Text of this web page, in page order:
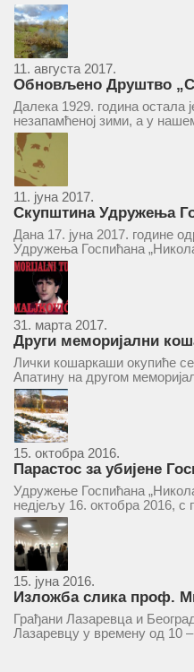
11. августа 2017.
Обновљено Друштво
и књижница“ у Врепцу
Далека 1929. година остала
незапамћеној зими, а у
Друштва „Српска народна
Врепцу“. Потакнути
уздизањем група...
11. јуна 2017.
Скупштина Удружења
у суботу 17. јуна 2017.
Дана 17. јуна 2017. године
Удружења Госпићана
ће се одржати у простору
9 Београд, у 11 часова. За
31. марта 2017.
Други меморијални
Маљковић Маљак“ у
Лички кошаркаши окупиће
Апатину на другом
„Милан Маљковић Маљак“.
учествоваће екипе Госпића,
комбинована екипа
15. октобра 2016.
Парастос за убијене
Удружење Госпићана
недјељу 16. октобра 2016, с
у цркву Светог оца
1), гдје ће бити служен
15. јуна 2016.
Изложба слика проф.
Грађани Лазаревца и
Лазаревцу у времену од 10